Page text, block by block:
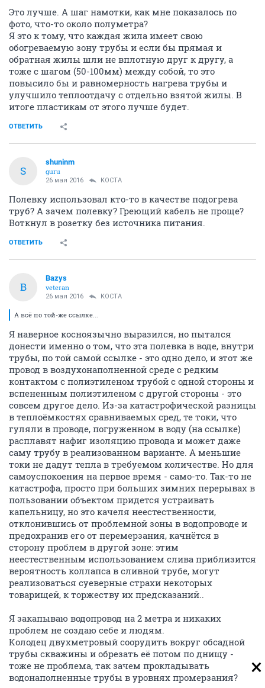
Это лучше. А шаг намотки, как мне показалось по
фото, что-то около полуметра?
Я это к тому, что каждая жила имеет свою
обогреваемую зону трубы и если бы прямая и
обратная жилы шли не вплотную друг к другу, а
тоже с шагом (50-100мм) между собой, то это
повысило бы и равномерность нагрева трубы и
улучшило теплоотдачу с отдельно взятой жилы. В
итоге пластикам от этого лучше будет.
ОТВЕТИТЬ
S
shuninm
guru
26 мая 2016 KOCTA
Полевку использовал кто-то в качестве подогрева
труб? А зачем полевку? Греющий кабель не проще?
Воткнул в розетку без источника питания.
ОТВЕТИТЬ
B
Bazys
veteran
26 мая 2016 KOCTA
А всё по той-же ссылке...
Я наверное косноязычно выразился, но пытался
донести именно о том, что эта полевка в воде, внутри
трубы, по той самой ссылке - это одно дело, и этот же
провод в воздухонаполненной среде с редким
контактом с полиэтиленом трубой с одной стороны и
вспененным полиэтиленом с другой стороны - это
совсем другое дело. Из-за катастрофической разницы
в теплоёмкостях сравниваемых сред, те токи, что
гуляли в проводе, погруженном в воду (на ссылке)
расплавят нафиг изоляцию провода и может даже
саму трубу в реализованном варианте. А меньшие
токи не дадут тепла в требуемом количестве. Но для
самоуспокоения на первое время - само-то. Так-то не
катастрофа, просто при больших зимних перерывах в
пользовании объектом придется устраивать
капельницу, но это качеля неестественности,
отклонившись от проблемной зоны в водопроводе и
предохранив его от перемерзания, качнётся в
сторону проблем в другой зоне: этим
неестественным использованием слива приблизится
вероятность коллапса в сливной трубе, могут
реализоваться суеверные страхи некоторых
товарищей, к торжеству их предсказаний..
Я закапываю водопровод на 2 метра и никаких
проблем не создаю себе и людям.
Колодец двухметровый соорудить вокруг обсадной
трубы скважины и обрезать её потом по днищу -
тоже не проблема, так зачем прокладывать
водонаполненные трубы в уровнях промерзания?